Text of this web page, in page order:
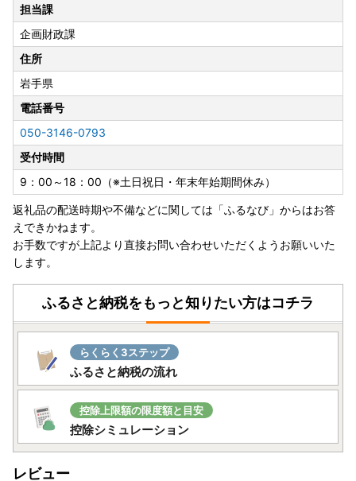
担当課
企画財政課
住所
岩手県
電話番号
050-3146-0793
受付時間
9：00～18：00（※土日祝日・年末年始期間休み）
返礼品の配送時期や不備などに関しては「ふるなび」からはお答
えできかねます。
お手数ですが上記より直接お問い合わせいただくようお願いいた
します。
ふるさと納税をもっと知りたい方はコチラ
らくらく3ステップ
ふるさと納税の流れ
控除上限額の限度額と目安
控除シミュレーション
レビュー